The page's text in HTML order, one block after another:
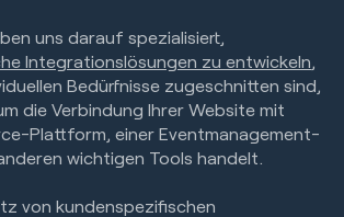
uns darauf spezialisiert,
Integrationslösungen zu entwickeln
Bedürfnisse zugeschnitten sind,
die Verbindung Ihrer Website mit
Plattform, einer Eventmanagement-
wichtigen Tools handelt.
von kundenspezifischen